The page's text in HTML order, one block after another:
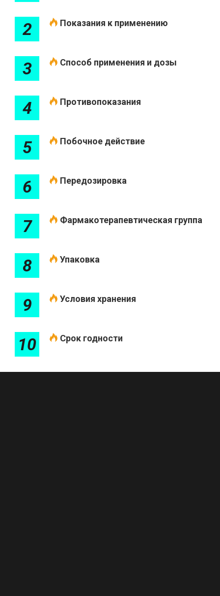
2 Показания к применению
3 Способ применения и дозы
4 Противопоказания
5 Побочное действие
6 Передозировка
7 Фармакотерапевтическая группа
8 Упаковка
9 Условия хранения
10 Срок годности